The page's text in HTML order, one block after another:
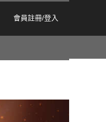
會員註冊/登入